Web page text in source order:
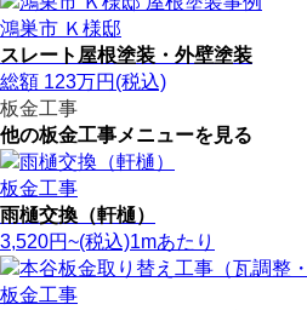
鴻巣市 Ｋ様邸
スレート屋根塗装・外壁塗装
総額 123万円(税込)
板金工事
他の板金工事メニューを見る
板金工事
雨樋交換（軒樋）
3,520円~(税込)1mあたり
板金工事